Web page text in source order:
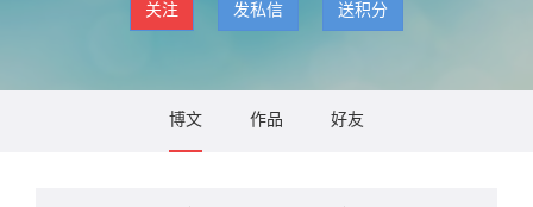
关注 发私信 送积分
博文 作品 好友